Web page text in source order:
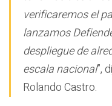
verificaremos el
lanzamos
despliegue de
escala nacional”,
Rolando Castro.